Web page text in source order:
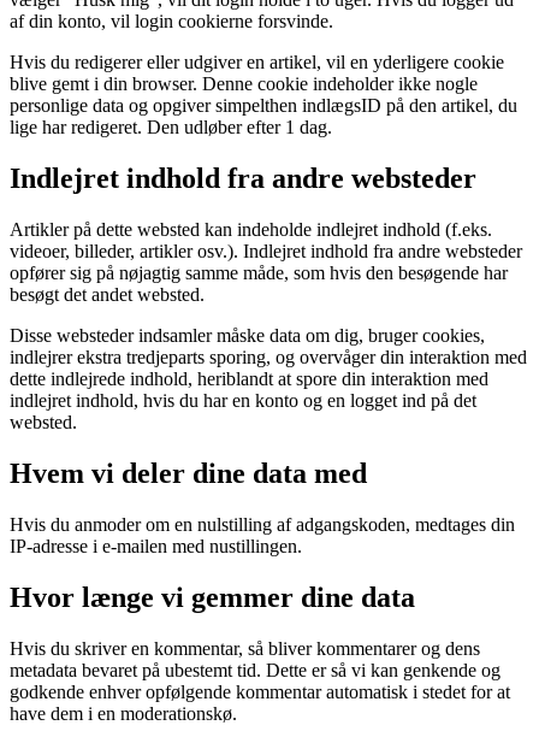
af din konto, vil login cookierne forsvinde.
Hvis du redigerer eller udgiver en artikel, vil en yderligere cookie
blive gemt i din browser. Denne cookie indeholder ikke nogle
personlige data og opgiver simpelthen indlægsID på den artikel, du
lige har redigeret. Den udløber efter 1 dag.
Indlejret indhold fra andre websteder
Artikler på dette websted kan indeholde indlejret indhold (f.eks.
videoer, billeder, artikler osv.). Indlejret indhold fra andre websteder
opfører sig på nøjagtig samme måde, som hvis den besøgende har
besøgt det andet websted.
Disse websteder indsamler måske data om dig, bruger cookies,
indlejrer ekstra tredjeparts sporing, og overvåger din interaktion med
dette indlejrede indhold, heriblandt at spore din interaktion med
indlejret indhold, hvis du har en konto og en logget ind på det
websted.
Hvem vi deler dine data med
Hvis du anmoder om en nulstilling af adgangskoden, medtages din
IP-adresse i e-mailen med nustillingen.
Hvor længe vi gemmer dine data
Hvis du skriver en kommentar, så bliver kommentarer og dens
metadata bevaret på ubestemt tid. Dette er så vi kan genkende og
godkende enhver opfølgende kommentar automatisk i stedet for at
have dem i en moderationskø.